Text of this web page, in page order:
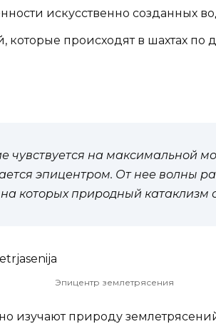
искусственно созданных
которые происходят в шахтах по
чувствуется на максимальной
эпицентром. От нее волны
которых природный катаклизм
Эпицентр землетрясения
изучают природу